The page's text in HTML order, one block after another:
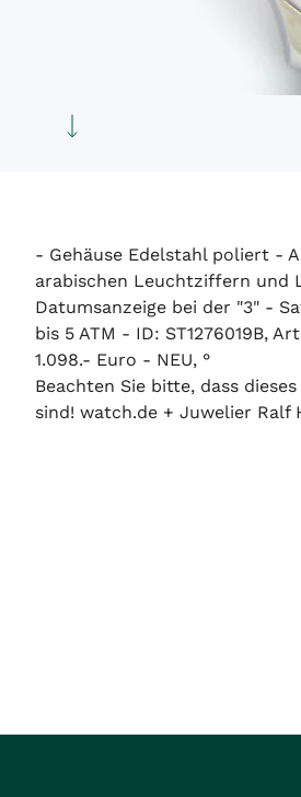
- Gehäuse Edelstahl poliert -
arabischen Leuchtziffern und
Datumsanzeige bei der "3" -
bis 5 ATM - ID: ST1276019B,
1.098.- Euro - NEU, °
Beachten Sie bitte, dass
sind! watch.de + Juwelier